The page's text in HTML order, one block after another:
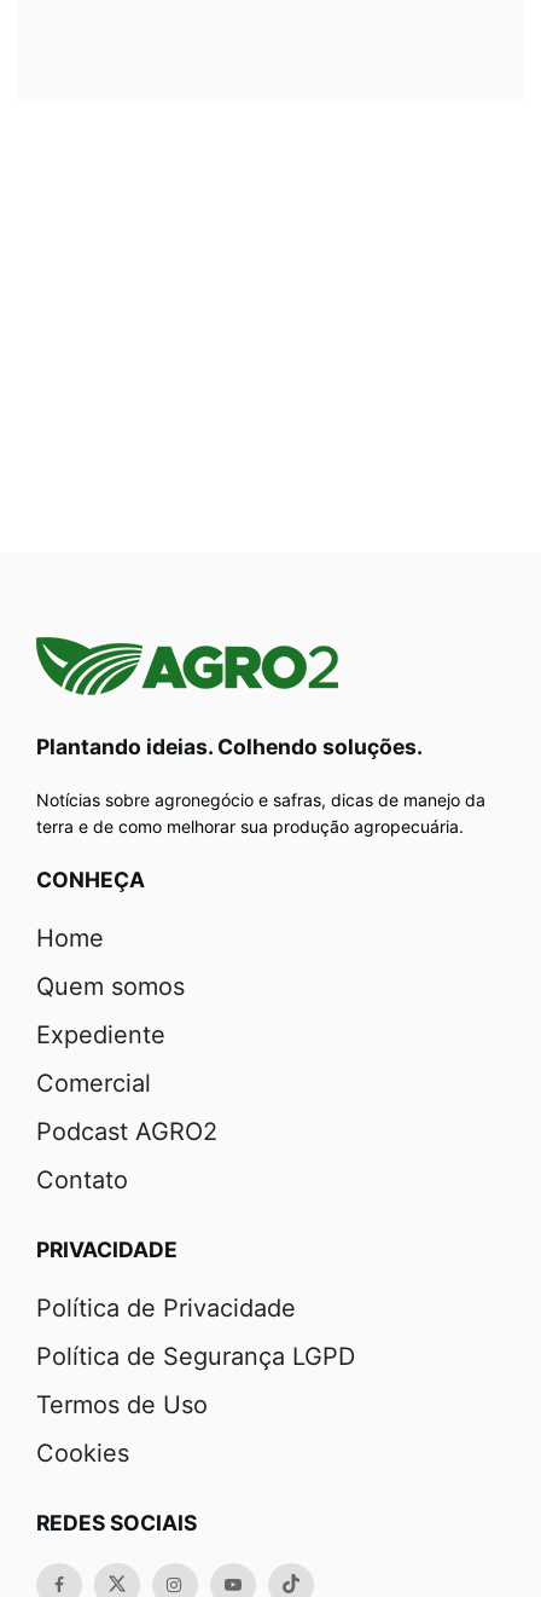
Plantando ideias. Colhendo soluções.
Notícias sobre agronegócio e safras, dicas de manejo da
terra e de como melhorar sua produção agropecuária.
CONHEÇA
Home
Quem somos
Expediente
Comercial
Podcast AGRO2
Contato
PRIVACIDADE
Política de Privacidade
Política de Segurança LGPD
Termos de Uso
Cookies
REDES SOCIAIS